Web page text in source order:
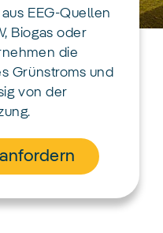
EEG-Quellen
Biogas oder
die
Grünstroms und
von der